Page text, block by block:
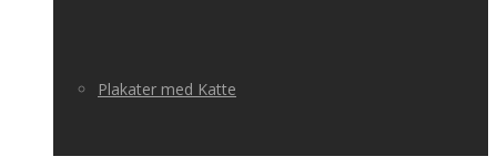
Plakater med Katte